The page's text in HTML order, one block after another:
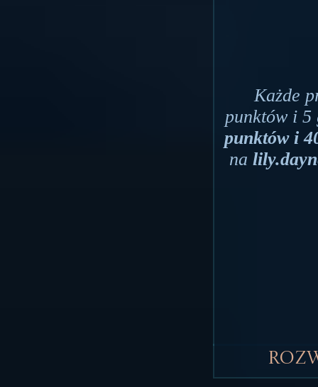
Każde
punktów i 5
punktów i
na